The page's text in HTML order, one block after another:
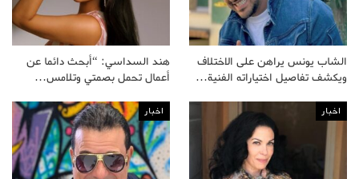
الشاب يونس يراهن على الاختلاف
ويكشف تفاصيل اختياراته الفنية…
هند السداسي: “أبحث دائما عن
أعمال تحمل بصمتي وتلامس…
اخبار اخبار